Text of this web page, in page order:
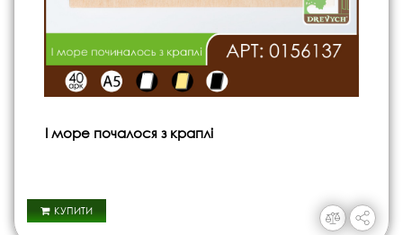
І море почалося з краплі
КУПИТИ